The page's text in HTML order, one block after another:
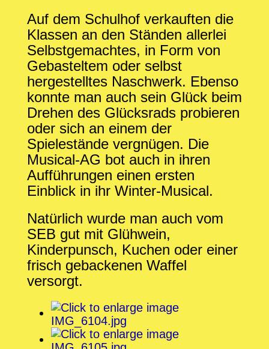
Auf dem Schulhof verkauften die
Klassen an den Ständen allerlei
Selbstgemachtes, in Form von
Gebasteltem oder selbst
hergestelltes Naschwerk. Ebenso
konnte man auch sein Glück beim
Drehen des Glücksrads probieren
oder sich an einem der
Spielestände vergnügen. Die
Musical-AG bot auch in ihren
Aufführungen einen ersten
Einblick in ihr Winter-Musical.
Natürlich wurde man auch vom
SEB gut mit Glühwein,
Kinderpunsch, Kuchen oder einer
frisch gebackenen Waffel
versorgt.